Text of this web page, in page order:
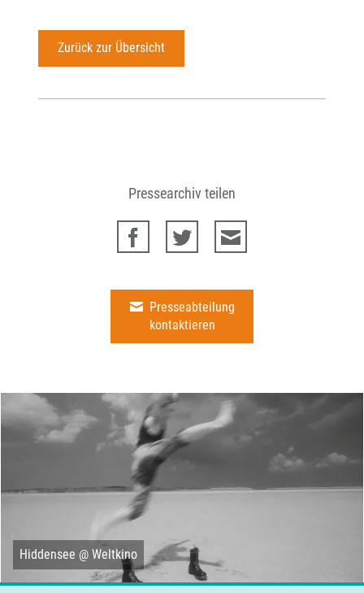
Zurück zur Übersicht
Pressearchiv teilen
Presseabteilung
kontaktieren
Hiddensee @ Weltkino